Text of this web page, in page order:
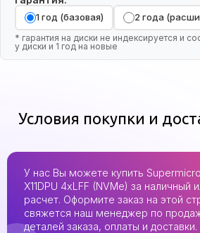
1 год (базовая) 2 года
* гарантия на диски не индексируется и
у диски и 1 год на новые
Условия покупки и
У нас Вы можете купить
X11DPU 4xLFF (NVMe) за наличный
расчет. Оформите заказ на этой
свяжется наш менеджер по
деталей заказа, оплаты и доставки.